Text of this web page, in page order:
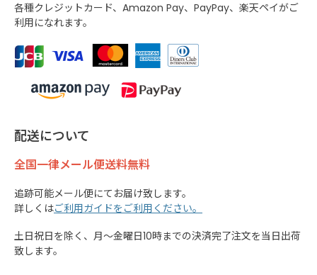
各種クレジットカード、Amazon Pay、PayPay、楽天ペイがご
利用になれます。
配送について
全国一律メール便送料無料
追跡可能メール便にてお届け致します。
詳しくはご利用ガイドをご利用ください。
土日祝日を除く、月～金曜日10時までの決済完了注文を当日出荷
致します。